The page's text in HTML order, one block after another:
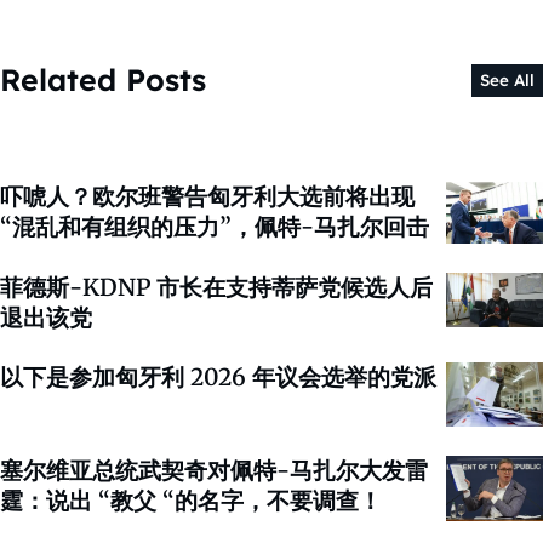
Related Posts See All
吓唬人？欧尔班警告匈牙利大选前将出现
“混乱和有组织的压力”，佩特-马扎尔回击
菲德斯-KDNP 市长在支持蒂萨党候选人后
退出该党
以下是参加匈牙利 2026 年议会选举的党派
塞尔维亚总统武契奇对佩特-马扎尔大发雷
霆：说出 “教父 “的名字，不要调查！